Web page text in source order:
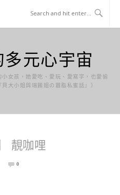
元心宇宙
女孩，她愛吃、愛玩、愛寫字，也愛偷
大小姐與瑞餚姐の囂脂私蜜話』）
靚咖哩
0